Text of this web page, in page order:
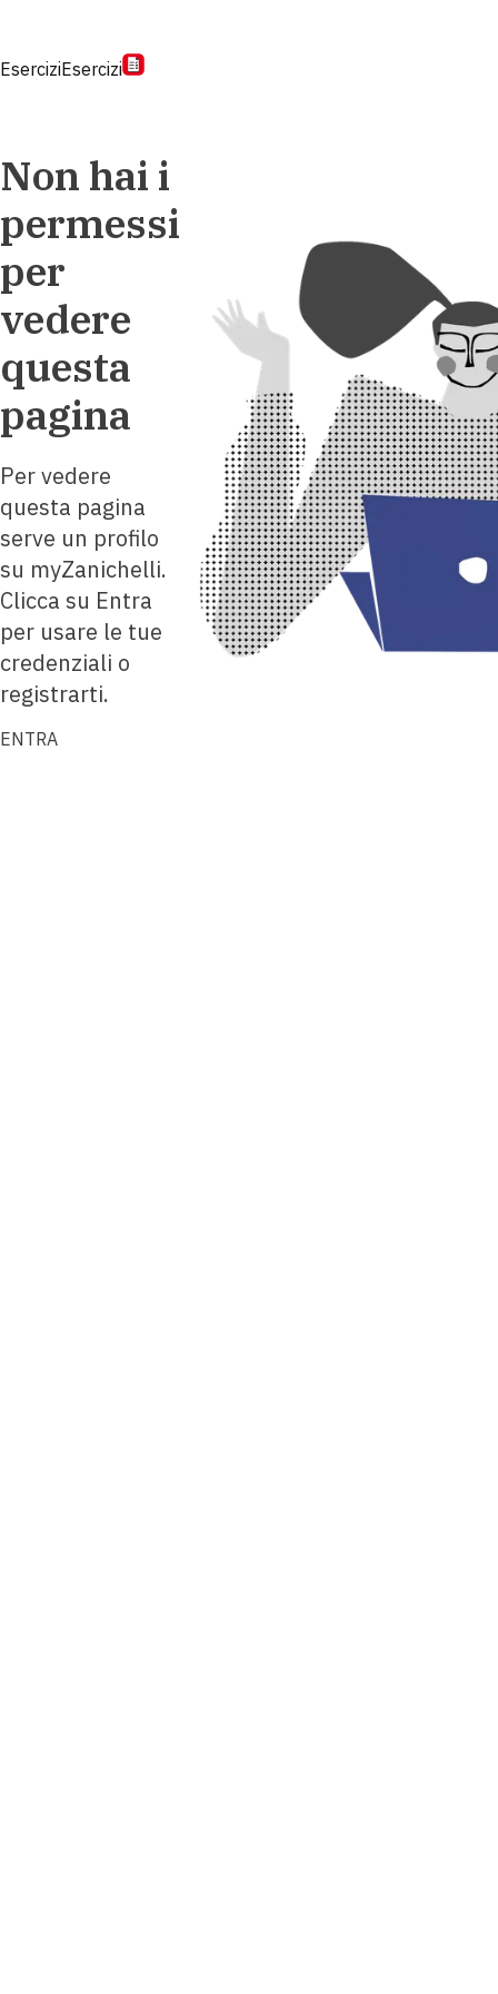
EserciziEsercizi
Non hai i
permessi
per
vedere
questa
pagina
Per vedere
questa pagina
serve un profilo
su myZanichelli.
Clicca su Entra
per usare le tue
credenziali o
registrarti.
ENTRA